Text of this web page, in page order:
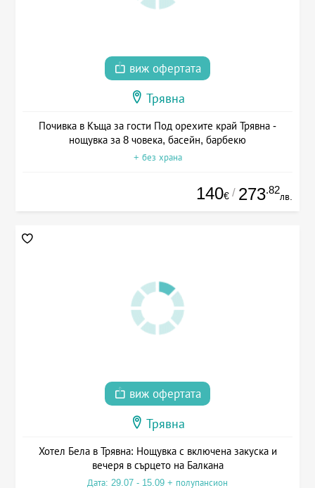
виж офертата
Трявна
Почивка в Къща за гости Под орехите край Трявна -
нощувка за 8 човека, басейн, барбекю
+ без храна
140€ / 273.82
лв.
виж офертата
Трявна
Хотел Бела в Трявна: Нощувка с включена закуска и
вечеря в сърцето на Балкана
Дата: 29.07 - 15.09 + полупансион